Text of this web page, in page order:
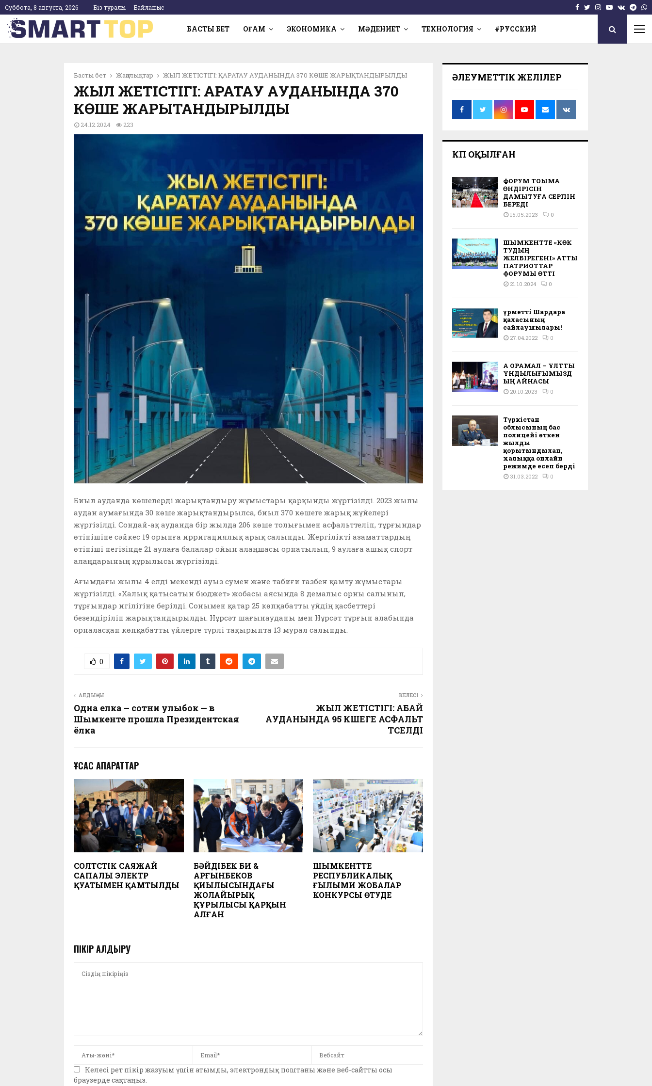
Суббота, 8 августа, 2026 Біз туралы Байланыс Facebook
Twitter
Instagram
Youtube
Vk
БАСТЫ БЕТ ҚОҒАМ ЭКОНОМИКА МӘДЕНИЕТ ТЕХНОЛОГИЯ #РУССКИЙ
Басты бет Жаңалықтар ЖЫЛ ЖЕТІСТІГІ: ҚАРАТАУ АУДАНЫНДА 370 КӨШЕ ЖАРЫҚТАНДЫРЫЛДЫ
ЖЫЛ ЖЕТІСТІГІ: ҚАРАТАУ АУДАНЫНДА 370
КӨШЕ ЖАРЫҚТАНДЫРЫЛДЫ
24.12.2024 223
Биыл ауданда көшелерді жарықтандыру жұмыстары қарқынды жүргізілді. 2023 жылы
аудан аумағында 30 көше жарықтандырылса, биыл 370 көшеге жарық жүйелері
жүргізілді. Сондай-ақ ауданда бір жылда 206 көше толығымен асфальттеліп, тұрғындар
өтінішіне сәйкес 19 орынға ирригациялық арық салынды. Жергілікті азаматтардың
өтініші негізінде 21 аулаға балалар ойын алаңшасы орнатылып, 9 аулаға ашық спорт
алаңдарының құрылысы жүргізілді.
Ағымдағы жылы 4 елді мекенді ауыз сумен және табиғи газбен қамту жұмыстары
жүргізілді. «Халық қатысатын бюджет» жобасы аясында 8 демалыс орны салынып,
тұрғындар игілігіне берілді. Сонымен қатар 25 көпқабатты үйдің қасбеттері
безендіріліп жарықтандырылды. Нұрсәт шағынауданы мен Нұрсәт тұрғын алабында
орналасқан көпқабатты үйлерге түрлі тақырыпта 13 мурал салынды.
0
АЛДЫҢҒЫ
Одна елка – сотни улыбок — в
Шымкенте прошла Президентская
ёлка
КЕЛЕСІ
ЖЫЛ ЖЕТІСТІГІ: АБАЙ
АУДАНЫНДА 95 КӨШЕГЕ АСФАЛЬТ
ТӨСЕЛДІ
ҰҚСАС АҚПАРАТТАР
СОЛТҮСТІК САЯЖАЙ
САПАЛЫ ЭЛЕКТР
ҚУАТЫМЕН ҚАМТЫЛДЫ
БӘЙДІБЕК БИ &
АРҒЫНБЕКОВ
ҚИЫЛЫСЫНДАҒЫ
ЖОЛАЙЫРЫҚ
ҚҰРЫЛЫСЫ ҚАРҚЫН
АЛҒАН
ШЫМКЕНТТЕ
РЕСПУБЛИКАЛЫҚ
ҒЫЛЫМИ ЖОБАЛАР
КОНКУРСЫ ӨТУДЕ
ПІКІР ҚАЛДЫРУ
Келесі рет пікір жазуым үшін атымды, электрондық поштаны және веб-сайтты осы
браузерде сақтаңыз.
ӘЛЕУМЕТТІК ЖЕЛІЛЕР
КӨП ОҚЫЛҒАН
ФОРУМ ТОҚЫМА
ӨНДІРІСІН
ДАМЫТУҒА СЕРПІН
БЕРЕДІ
15.05.2023 0
ШЫМКЕНТТЕ «КӨК
ТУДЫҢ
ЖЕЛБІРЕГЕНІ» АТТЫ
ПАТРИОТТАР
ФОРУМЫ ӨТТІ
21.10.2024 0
Құрметті Шардара
қаласының
сайлаушылары!
27.04.2022 0
АҚ ОРАМАЛ – ҰЛТТЫҚ
ҚҰНДЫЛЫҒЫМЫЗД
ЫҢ АЙНАСЫ
20.10.2023 0
Түркістан
облысының бас
полицейі өткен
жылды
қорытындылап,
халыққа онлайн
режимде есеп берді
31.03.2022 0